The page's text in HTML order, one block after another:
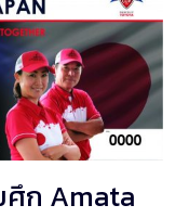
ศึก Amata